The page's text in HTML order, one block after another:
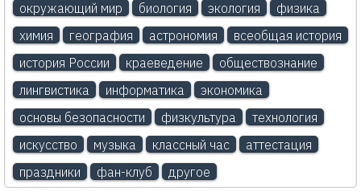
окружающий мир
биология экология
физика
химия
география астрономия
всеобщая история
история России
краеведение
обществознание
лингвистика
информатика
экономика
основы безопасности
физкультура
технология
искусство
музыка классный час
аттестация
праздники
фан-клуб другое